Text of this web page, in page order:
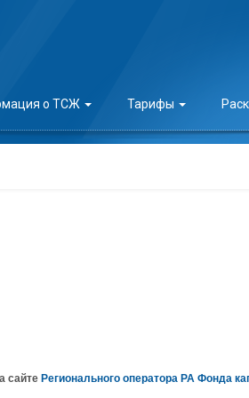
о ТСЖ Тарифы
сайтеРегионального оператора РА Фонда